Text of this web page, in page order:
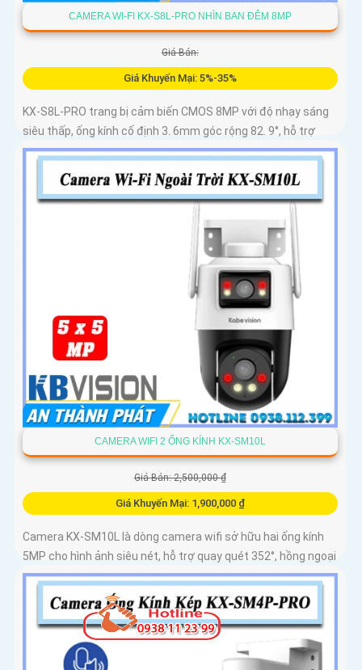
CAMERA WI-FI KX-S8L-PRO NHÌN BAN ĐÊM 8MP
Giá Bán:
Giá Khuyến Mại: 5%-35%
KX-S8L-PRO trang bị cảm biến CMOS 8MP với độ nhạy sáng
siêu thấp, ống kính cố định 3. 6mm góc rộng 82. 9°, hỗ trợ
quay quét tự động, Auto Tracking theo dõi đối tượng
CAMERA WIFI 2 ỐNG KÍNH KX-SM10L
Giá Bán: 2,500,000 ₫
Giá Khuyến Mại: 1,900,000 ₫
Camera KX-SM10L là dòng camera wifi sở hữu hai ống kính
5MP cho hình ảnh siêu nét, hỗ trợ quay quét 352°, hồng ngoại
50m và đèn LED ánh sáng ấm lên đến 40m